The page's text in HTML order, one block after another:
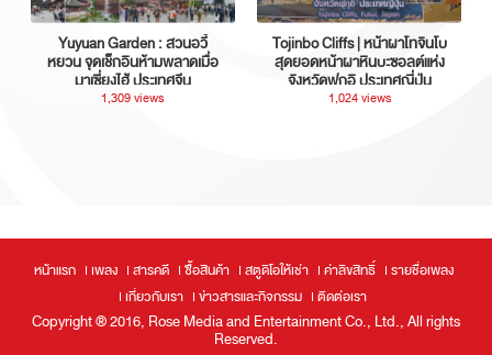
Yuyuan Garden : สวนอวี้
หยวน จุดเช็กอินห้ามพลาดเมื่อ
มาเซี่ยงไฮ้ ประเทศจีน
1,309 views
Tojinbo Cliffs | หน้าผาโทจินโบ
สุดยอดหน้าผาหินบะซอลต์แห่ง
จังหวัดฟุกุอิ ประเทศญี่ปุ่น
1,024 views
หน้าแรก เพลง สารคดี ซื้อสินค้า สตูดิโอให้เช่า ค่าลิขสิทธิ์
รายชื่อเพลง
เกี่ยวกับเรา
ข่าวสารและกิจกรรม ติดต่อเรา
Copyright ® 2016, Rose Media and Entertainment Co., Ltd., All rights
Reserved.